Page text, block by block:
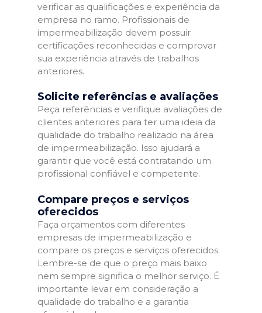
verificar as qualificações e experiência da
empresa no ramo. Profissionais de
impermeabilização devem possuir
certificações reconhecidas e comprovar
sua experiência através de trabalhos
anteriores.
Solicite referências e avaliações
Peça referências e verifique avaliações de
clientes anteriores para ter uma ideia da
qualidade do trabalho realizado na área
de impermeabilização. Isso ajudará a
garantir que você está contratando um
profissional confiável e competente.
Compare preços e serviços
oferecidos
Faça orçamentos com diferentes
empresas de impermeabilização e
compare os preços e serviços oferecidos.
Lembre-se de que o preço mais baixo
nem sempre significa o melhor serviço. É
importante levar em consideração a
qualidade do trabalho e a garantia